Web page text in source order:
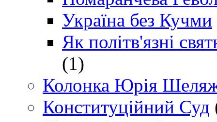
Україна без Кучми
Як політв'язні
(1)
Колонка Юрія
Конституційний Суд